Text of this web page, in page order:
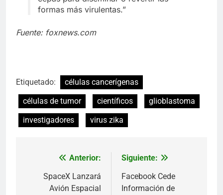
formas más virulentas.”
Fuente: foxnews.com
Etiquetado:
células cancerígenas
células de tumor
científicos
glioblastoma
investigadores
virus zika
Navegación
Anterior:
SpaceX Lanzará
Avión Espacial
Siguiente:
Facebook Cede
Información de